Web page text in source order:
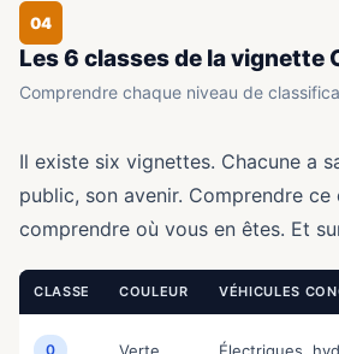
04
Les 6 classes de la vignette
Comprendre chaque niveau de
Il existe six vignettes. Chacune a
public, son avenir. Comprendre ce
comprendre où vous en êtes. Et
CLASSE COULEUR VÉHICULES
0